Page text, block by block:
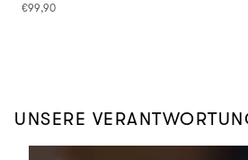
Normaler
€99,90
UNSERE